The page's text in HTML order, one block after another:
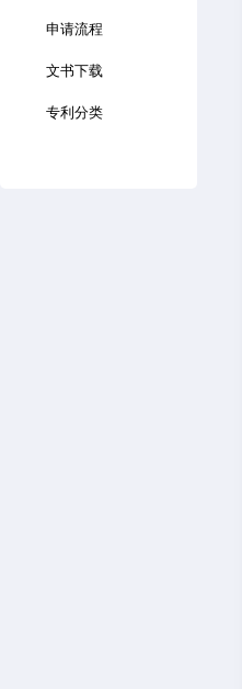
申请流程
文书下载
专利分类